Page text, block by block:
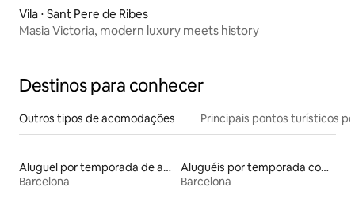
Vila ⋅ Sant Pere de Ribes
Masia Victoria, modern luxury meets history
Destinos para conhecer
Outros tipos de acomodações Principais pontos turísticos
Aluguel por temporada de apart-hotéis
Barcelona
Aluguéis por temporada com sauna
Barcelona